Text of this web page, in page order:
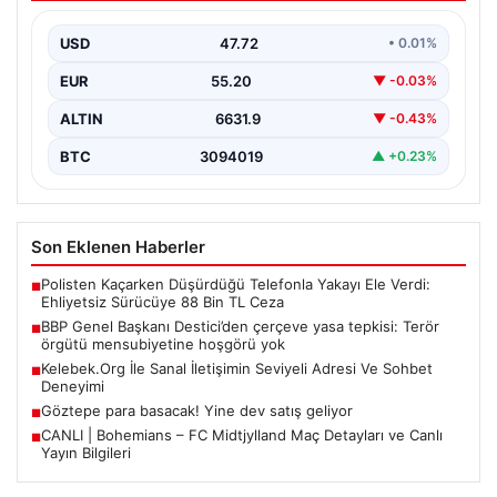
Büyük Birlik Partisi Genel Başkanı Mustafa Destici,
toplantısında Meclis…
USD 47.72 • 0.01%
EUR 55.20 ▼ -0.03%
ALTIN 6631.9 ▼ -0.43%
BTC 3094019 ▲ +0.23%
Son Eklenen Haberler
■Polisten Kaçarken Düşürdüğü Telefonla Yakayı Ele Verdi:
Ehliyetsiz Sürücüye 88 Bin TL Ceza
■BBP Genel Başkanı Destici’den çerçeve yasa tepkisi: Terör
örgütü mensubiyetine hoşgörü yok
■Kelebek.Org İle Sanal İletişimin Seviyeli Adresi Ve Sohbet
Deneyimi
■Göztepe para basacak! Yine dev satış geliyor
■CANLI | Bohemians – FC Midtjylland Maç Detayları ve Canlı
Yayın Bilgileri